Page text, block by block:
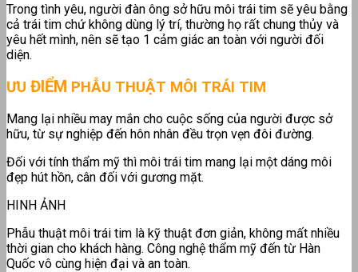
Trong tình yêu, người đàn ông sở hữu môi trái tim sẽ yêu bằng
cả trái tim chứ không dùng lý trí, thường họ rất chung thủy và
yêu hết mình, nên sẽ tạo 1 cảm giác an toàn với người đối
diện.
ƯU ĐIỂM PHẪU THUẬT MÔI TRÁI TIM
Mang lại nhiều may mắn cho cuộc sống của người được sở
hữu, từ sự nghiệp đến hôn nhân đều trọn vẹn đôi đường.
Đối với tính thẩm mỹ thì môi trái tim mang lại một dáng môi
đẹp hút hồn, cân đối với gương mặt.
HINH ẢNH
Phẫu thuật môi trái tim là kỹ thuật đơn giản, không mất nhiều
thời gian cho khách hàng. Công nghệ thẩm mỹ đến từ Hàn
Quốc vô cùng hiện đại và an toàn.